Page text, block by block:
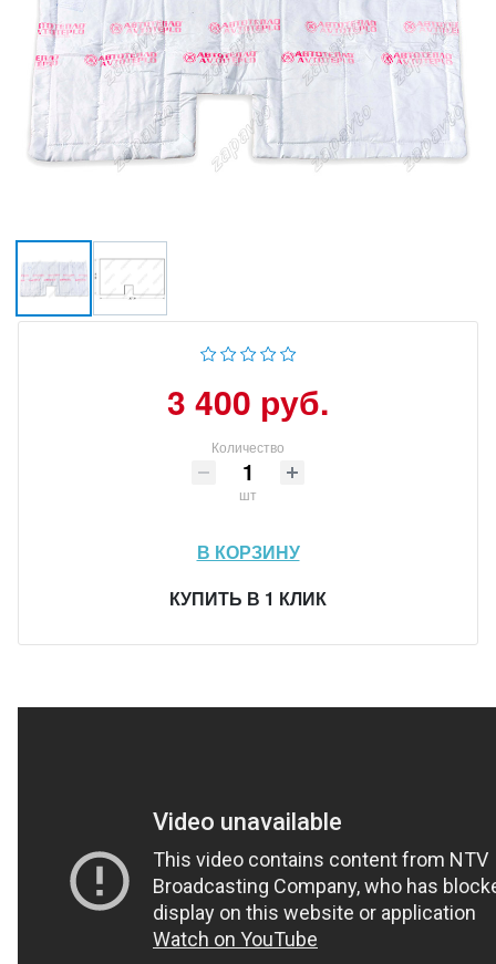
3 400 руб.
Количество
шт
В КОРЗИНУ
КУПИТЬ В 1 КЛИК